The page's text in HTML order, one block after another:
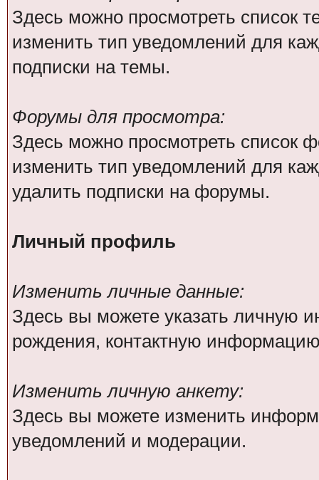
Здесь можно просмотреть список
изменить тип уведомлений для
подписки на темы.
Форумы для просмотра:
Здесь можно просмотреть список
изменить тип уведомлений для
удалить подписки на форумы.
Личный профиль
Изменить личные данные:
Здесь вы можете указать личную
рождения, контактную
Изменить личную анкету:
Здесь вы можете изменить
уведомлений и модерации.